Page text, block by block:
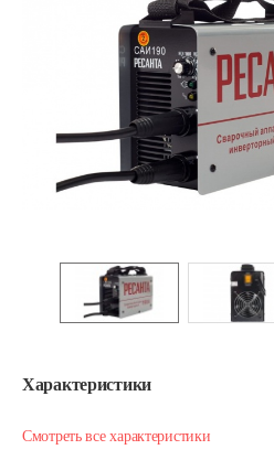
Характеристики
Смотреть все характеристики